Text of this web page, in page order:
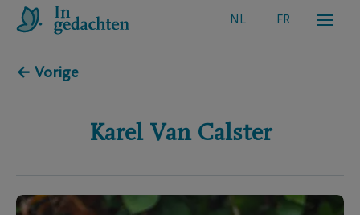
NL FR
← Vorige
Karel Van Calster